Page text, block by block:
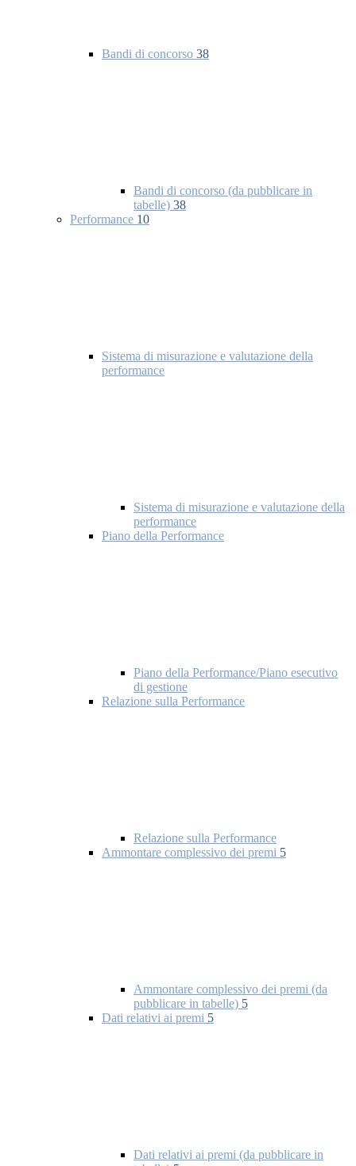
Bandi di concorso 38
Bandi di concorso (da pubblicare in
tabelle) 38
Performance 10
Sistema di misurazione e valutazione della
performance
Sistema di misurazione e valutazione della
performance
Piano della Performance
Piano della Performance/Piano esecutivo
di gestione
Relazione sulla Performance
Relazione sulla Performance
Ammontare complessivo dei premi 5
Ammontare complessivo dei premi (da
pubblicare in tabelle) 5
Dati relativi ai premi 5
Dati relativi ai premi (da pubblicare in